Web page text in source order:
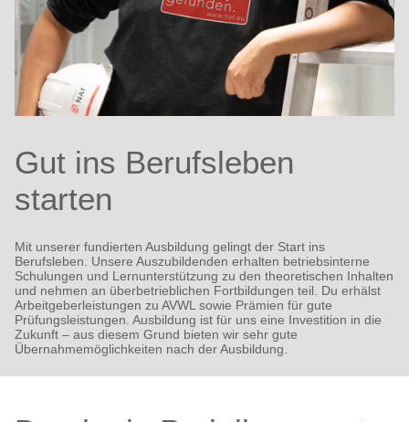
Gut ins Berufsleben
starten
Mit unserer fundierten Ausbildung gelingt der Start ins
Berufsleben. Unsere Auszubildenden erhalten betriebsinterne
Schulungen und Lernunterstützung zu den theoretischen Inhalten
und nehmen an überbetrieblichen Fortbildungen teil. Du erhälst
Arbeitgeberleistungen zu AVWL sowie Prämien für gute
Prüfungsleistungen. Ausbildung ist für uns eine Investition in die
Zukunft – aus diesem Grund bieten wir sehr gute
Übernahmemöglichkeiten nach der Ausbildung.